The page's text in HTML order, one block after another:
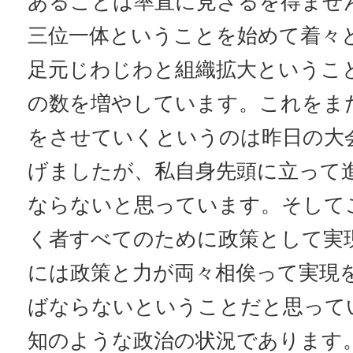
三位一体ということを始めて着々
足元じわじわと組織拡大というこ
の数を増やしています。これをま
をさせていくというのは昨日の大
げましたが、私自身先頭に立って
ならないと思っています。そして
く者すべてのために政策として
には政策と力が両々相俟って実現
ばならないということだと思って
知のような政治の状況であります